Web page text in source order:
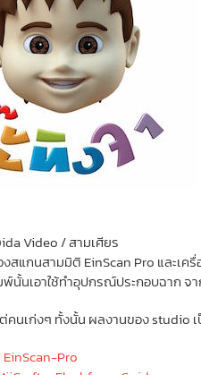
Video / สามเศียร
สแกนสามมิติ EinScan Pro และเค
นั้นเอาใช้ทำอุปกรณ์ประกอบฉาก จ
คนเก่งๆ ทั้งนั้น ผลงานของ studio
EinScan-Pro